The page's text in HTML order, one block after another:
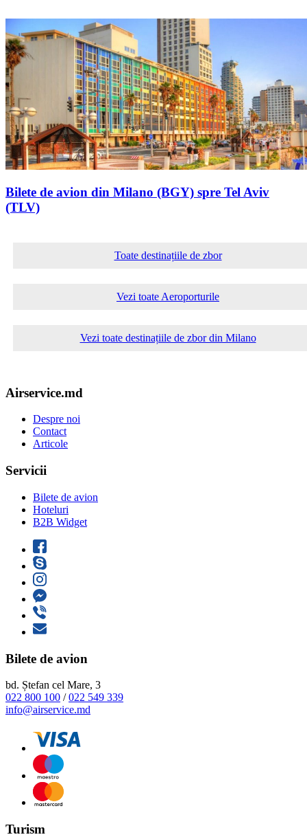
Bilete de avion din Milano (BGY) spre Tel Aviv
(TLV)
Toate destinațiile de zbor
Vezi toate Aeroporturile
Vezi toate destinațiile de zbor din Milano
Airservice.md
Despre noi
Contact
Articole
Servicii
Bilete de avion
Hoteluri
B2B Widget
Bilete de avion
bd. Ștefan cel Mare, 3
022 800 100 /022 549 339
info@airservice.md
Turism